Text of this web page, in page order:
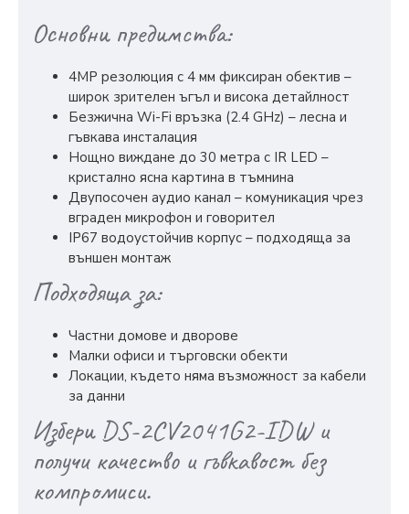
Основни предимства:
4MP резолюция с 4 мм фиксиран обектив –
широк зрителен ъгъл и висока детайлност
Безжична Wi-Fi връзка (2.4 GHz) – лесна и
гъвкава инсталация
Нощно виждане до 30 метра с IR LED –
кристално ясна картина в тъмнина
Двупосочен аудио канал – комуникация чрез
вграден микрофон и говорител
IP67 водоустойчив корпус – подходяща за
външен монтаж
Подходяща за:
Частни домове и дворове
Малки офиси и търговски обекти
Локации, където няма възможност за кабели
за данни
Избери DS-2CV2041G2-IDW и
получи качество и гъвкавост без
компромиси.